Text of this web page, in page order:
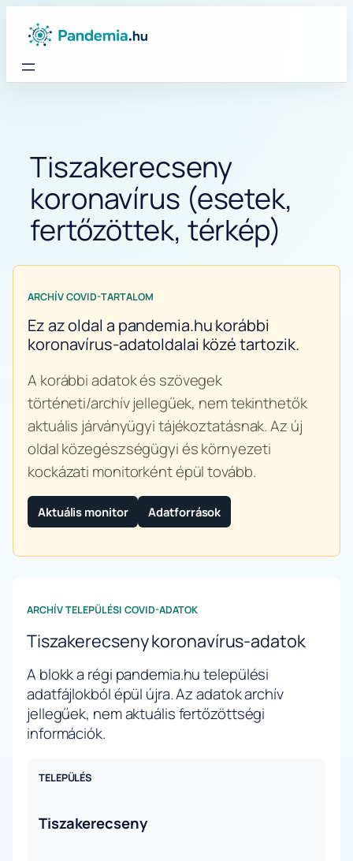
Tiszakerecseny
koronavírus (esetek,
fertőzöttek, térkép)
ARCHÍV COVID-TARTALOM
Ez az oldal a pandemia.hu korábbi
koronavírus-adatoldalai közé tartozik.
A korábbi adatok és szövegek
történeti/archív jellegűek, nem tekinthetők
aktuális járványügyi tájékoztatásnak. Az új
oldal közegészségügyi és környezeti
kockázati monitorként épül tovább.
Aktuális monitor Adatforrások
ARCHÍV TELEPÜLÉSI COVID-ADATOK
Tiszakerecseny koronavírus-adatok
A blokk a régi pandemia.hu települési
adatfájlokból épül újra. Az adatok archív
jellegűek, nem aktuális fertőzöttségi
információk.
TELEPÜLÉS
Tiszakerecseny